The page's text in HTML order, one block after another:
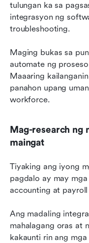
tulungan ka sa
integrasyon ng
troubleshooting.
Maging bukas sa
automate ng
Maaaring
panahon upang
workforce.
Mag-research ng
maingat
Tiyaking ang iyong
pagdalo ay may
accounting at
Ang madaling
mahalagang oras at
kakaunti rin ang